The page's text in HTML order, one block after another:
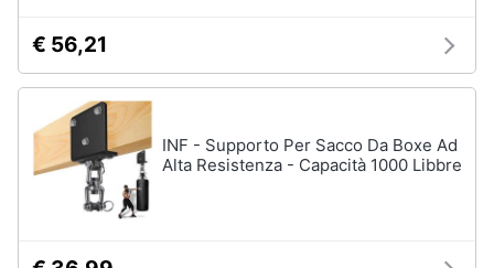
€ 56,21
INF - Supporto Per Sacco Da Boxe Ad
Alta Resistenza - Capacità 1000 Libbre